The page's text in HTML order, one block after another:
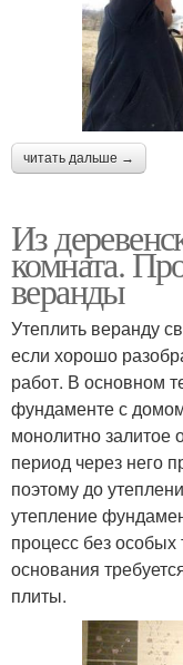
читать дальше →
Из
комната.
веранды
Утеплить веранду
если хорошо
работ. В основном
фундаменте с
монолитно залитое
период через него
поэтому до
утепление
процесс без особых
основания
плиты.